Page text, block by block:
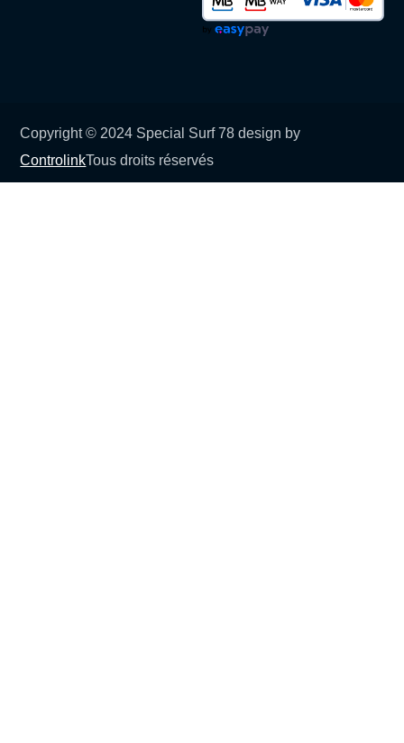
Copyright © 2024 Special Surf 78 design by
ControlinkTous droits réservés